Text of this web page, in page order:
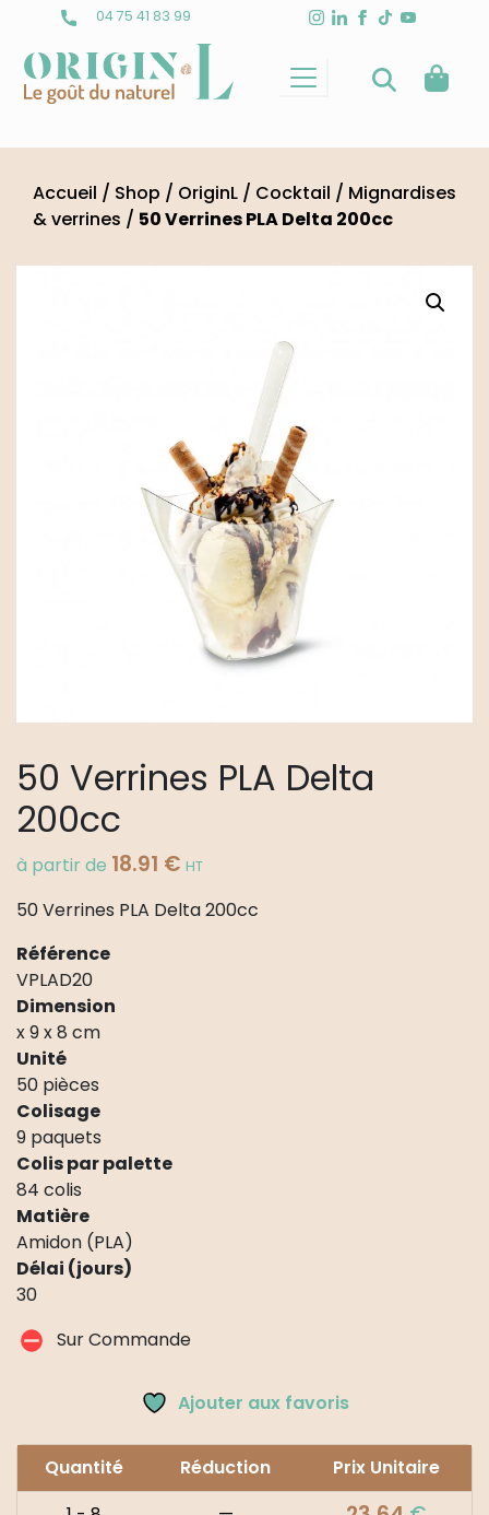
content
04 75 41 83 99
Accueil / Shop / OriginL / Cocktail / Mignardises
& verrines / 50 Verrines PLA Delta 200cc
50 Verrines PLA Delta
200cc
à partir de 18.91 € HT
50 Verrines PLA Delta 200cc
Référence
VPLAD20
Dimension
x 9 x 8 cm
Unité
50 pièces
Colisage
9 paquets
Colis par palette
84 colis
Matière
Amidon (PLA)
Délai (jours)
30
Sur Commande
Ajouter aux favoris
Quantité Réduction
Prix Unitaire